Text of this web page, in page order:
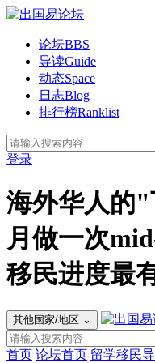
论坛BBS
导读Guide
动态Space
日志Blog
排行榜Ranklist
登录
海外华人的
月做一次
移民进度最
其他国家/地区 ⌄
首页 论坛首页 留学移民